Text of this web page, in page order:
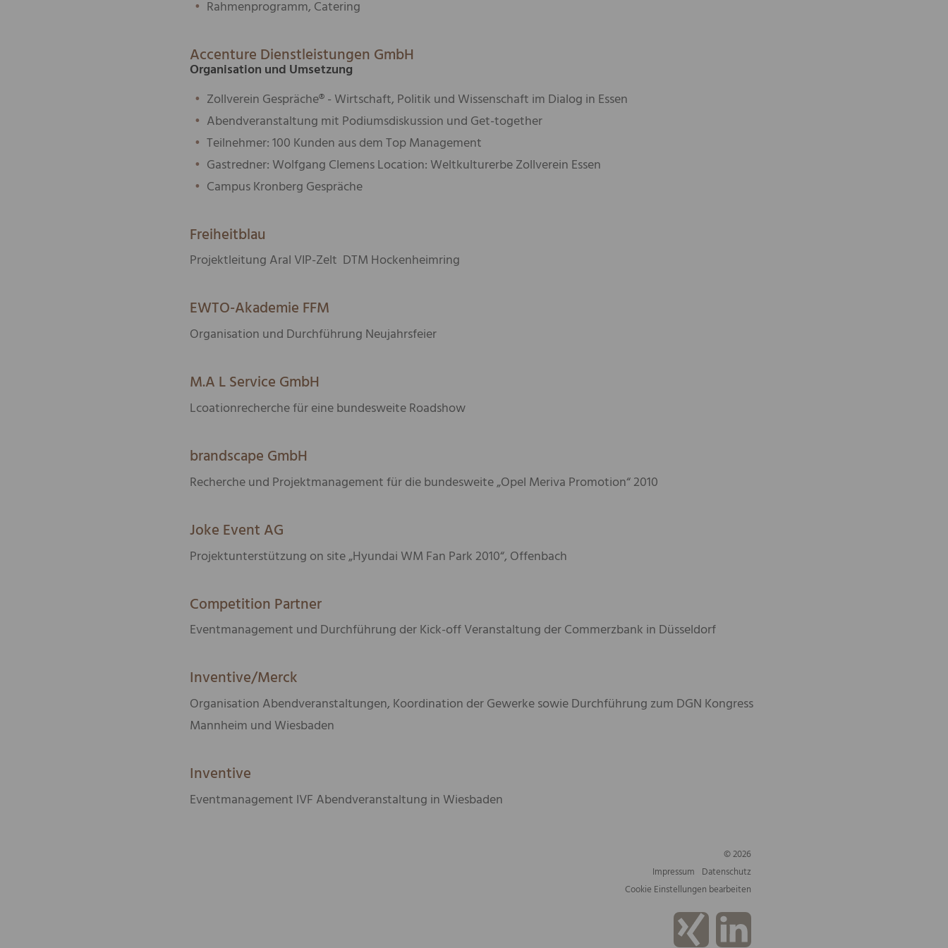
Rahmenprogramm, Catering
Accenture Dienstleistungen GmbH
Organisation und Umsetzung
Zollverein Gespräche® - Wirtschaft, Politik und Wissenschaft im Dialog in Essen
Abendveranstaltung mit Podiumsdiskussion und Get-together
Teilnehmer: 100 Kunden aus dem Top Management
Gastredner: Wolfgang Clemens Location: Weltkulturerbe Zollverein Essen
Campus Kronberg Gespräche
Freiheitblau
Projektleitung Aral VIP-Zelt DTM Hockenheimring
EWTO-Akademie FFM
Organisation und Durchführung Neujahrsfeier
M.A L Service GmbH
Lcoationrecherche für eine bundesweite Roadshow
brandscape GmbH
Recherche und Projektmanagement für die bundesweite „Opel Meriva Promotion“ 2010
Joke Event AG
Projektunterstützung on site „Hyundai WM Fan Park 2010“, Offenbach
Competition Partner
Eventmanagement und Durchführung der Kick-off Veranstaltung der Commerzbank in Düsseldorf
Inventive/Merck
Organisation Abendveranstaltungen, Koordination der Gewerke sowie Durchführung zum DGN Kongress
Mannheim und Wiesbaden
Inventive
Eventmanagement IVF Abendveranstaltung in Wiesbaden
© 2026
Impressum Datenschutz
Cookie Einstellungen bearbeiten